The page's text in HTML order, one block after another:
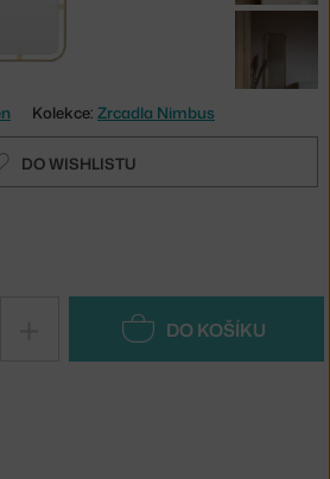
Kolekce: Zrcadla Nimbus
DO WISHLISTU
DO KOŠÍKU